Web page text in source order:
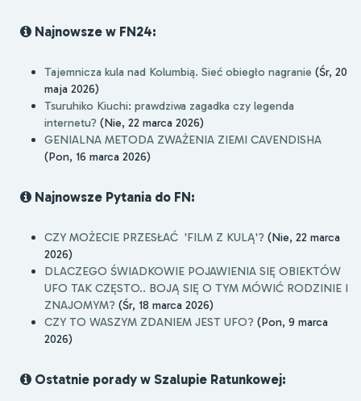
Najnowsze w FN24:
Tajemnicza kula nad Kolumbią. Sieć obiegło nagranie (Śr, 20
maja 2026)
Tsuruhiko Kiuchi: prawdziwa zagadka czy legenda
internetu? (Nie, 22 marca 2026)
GENIALNA METODA ZWAŻENIA ZIEMI CAVENDISHA
(Pon, 16 marca 2026)
Najnowsze Pytania do FN:
CZY MOŻECIE PRZESŁAĆ 'FILM Z KULĄ'? (Nie, 22 marca
2026)
DLACZEGO ŚWIADKOWIE POJAWIENIA SIĘ OBIEKTÓW
UFO TAK CZĘSTO.. BOJĄ SIĘ O TYM MÓWIĆ RODZINIE I
ZNAJOMYM? (Śr, 18 marca 2026)
CZY TO WASZYM ZDANIEM JEST UFO? (Pon, 9 marca
2026)
Ostatnie porady w Szalupie Ratunkowej: